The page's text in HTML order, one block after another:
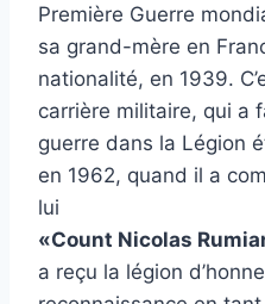
Première Guerre
sa grand-mère en
nationalité, en 1939.
carrière militaire, qui a
guerre dans la Légion
en 1962, quand il a
lui
«Count Nicolas
a reçu la légion